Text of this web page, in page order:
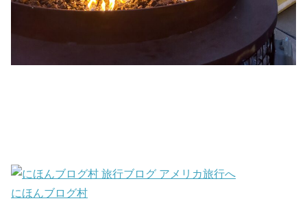
にほんブログ村